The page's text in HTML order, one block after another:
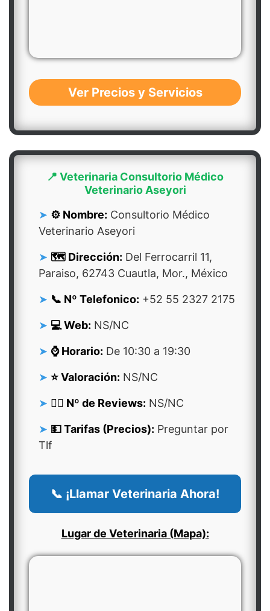
Ver Precios y Servicios
📍 Veterinaria Consultorio Médico
Veterinario Aseyori
⚙️ Nombre: Consultorio Médico
Veterinario Aseyori
🗺️ Dirección: Del Ferrocarril 11,
Paraiso, 62743 Cuautla, Mor., México
📞 Nº Telefonico: +52 55 2327 2175
💻 Web: NS/NC
⌚ Horario: De 10:30 a 19:30
⭐ Valoración: NS/NC
👍🏻 Nº de Reviews: NS/NC
💵 Tarifas (Precios): Preguntar por
Tlf
📞 ¡Llamar Veterinaria Ahora!
Lugar de Veterinaria (Mapa):